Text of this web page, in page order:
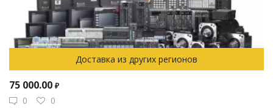
Доставка из других регионов
75 000.00 ₽
0 0